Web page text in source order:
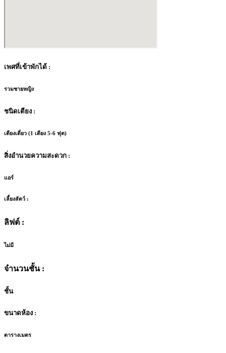
เพศที่เข้าพักได้ :
รวมชายหญิง
ชนิดเตียง :
เตียงเดี่ยว (1 เตียง 5-6 ฟุต)
สิ่งอำนวยความสะดวก :
แอร์
เลี้ยงสัตว์ :
ลิฟต์ :
ไม่มี
จำนวนชั้น :
ชั้น
ขนาดห้อง :
ตารางเมตร